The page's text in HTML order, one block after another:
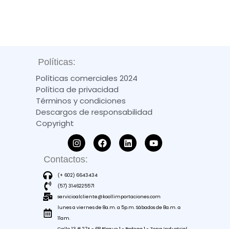
Políticas:
Políticas comerciales 2024
Política de privacidad
Términos y condiciones
Descargos de responsabilidad
Copyright
Contactos:
(+ 602) 6643434
(57) 3146225571
servicioalcliente@koollimportaciones.com
lunes a viernes de 8a.m. a 5p.m. Sábados de 8a.m. a
11am.